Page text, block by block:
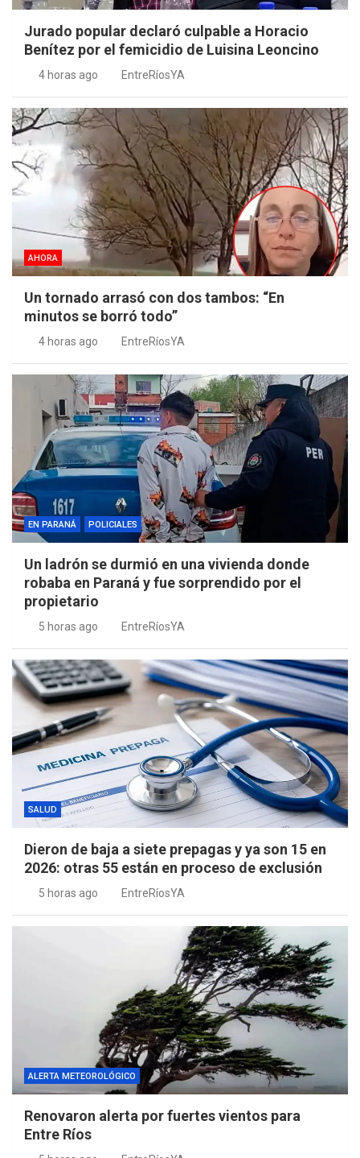
Jurado popular declaró culpable a Horacio
Benítez por el femicidio de Luisina Leoncino
4 horas ago EntreRíosYA
AHORA
Un tornado arrasó con dos tambos: “En
minutos se borró todo”
4 horas ago EntreRíosYA
EN PARANÁ POLICIALES
Un ladrón se durmió en una vivienda donde
robaba en Paraná y fue sorprendido por el
propietario
5 horas ago EntreRíosYA
SALUD
Dieron de baja a siete prepagas y ya son 15 en
2026: otras 55 están en proceso de exclusión
5 horas ago EntreRíosYA
ALERTA METEOROLÓGICO
Renovaron alerta por fuertes vientos para
Entre Ríos